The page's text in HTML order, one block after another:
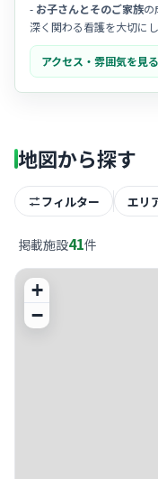
- お子さんとそのご家族の
深く関わる看護を大切にし
- 職員同士のチームワーク
風通しの良い職場です。
- 「療育」を掲げる施設ら
アクセス・雰囲気を見る
地図から探す
フィルター エリ
掲載施設41件
+
−